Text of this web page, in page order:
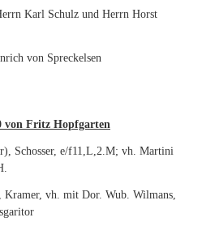
Karl Schulz und Herrn Horst
Spreckelsen
von Fritz Hopfgarten
Schosser, e/f11,L,2.M; vh. Martini
vh. mit Dor. Wub. Wilmans,